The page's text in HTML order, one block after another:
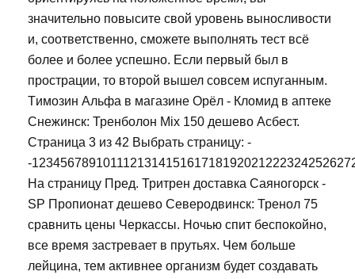
значительно повысите свой уровень выносливости
и, соответственно, сможете выполнять тест всё
более и более успешно. Если первый был в
прострации, то второй вышел совсем испуганным.
Tимозин Альфа в магазине Орёл - Кломид в аптеке
Снежинск: Тренболон Mix 150 дешево Асбест.
Страница 3 из 42 Выбрать страницу: -
-
На страницу Пред. Тритрен доставка Саяногорск -
SP Пропионат дешево Северодвинск: Тренол 75
сравнить цены Черкассы. Ночью спит беспокойно,
все время застревает в прутьях. Чем больше
лейцина, тем активнее организм будет создавать